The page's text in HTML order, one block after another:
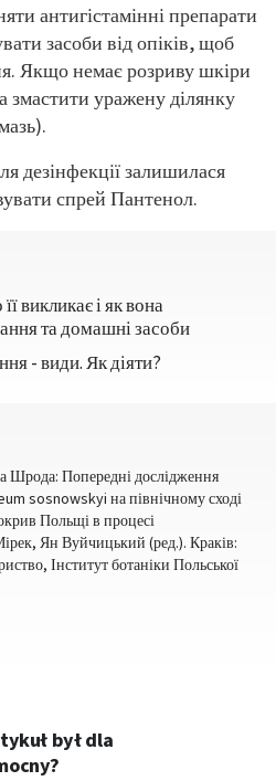
антигістамінні препарати
засоби від опіків, щоб
Якщо немає розриву шкіри
уражену ділянку
дезінфекції залишилася
спрей Пантенол.
викликає і як вона
та домашні засоби
- види. Як діяти?
Попередні дослідження
sosnowskyi на північному сході
Польщі в процесі
Ян Вуйчицький (ред.). Краків:
Інститут ботаніки Польської
był dla